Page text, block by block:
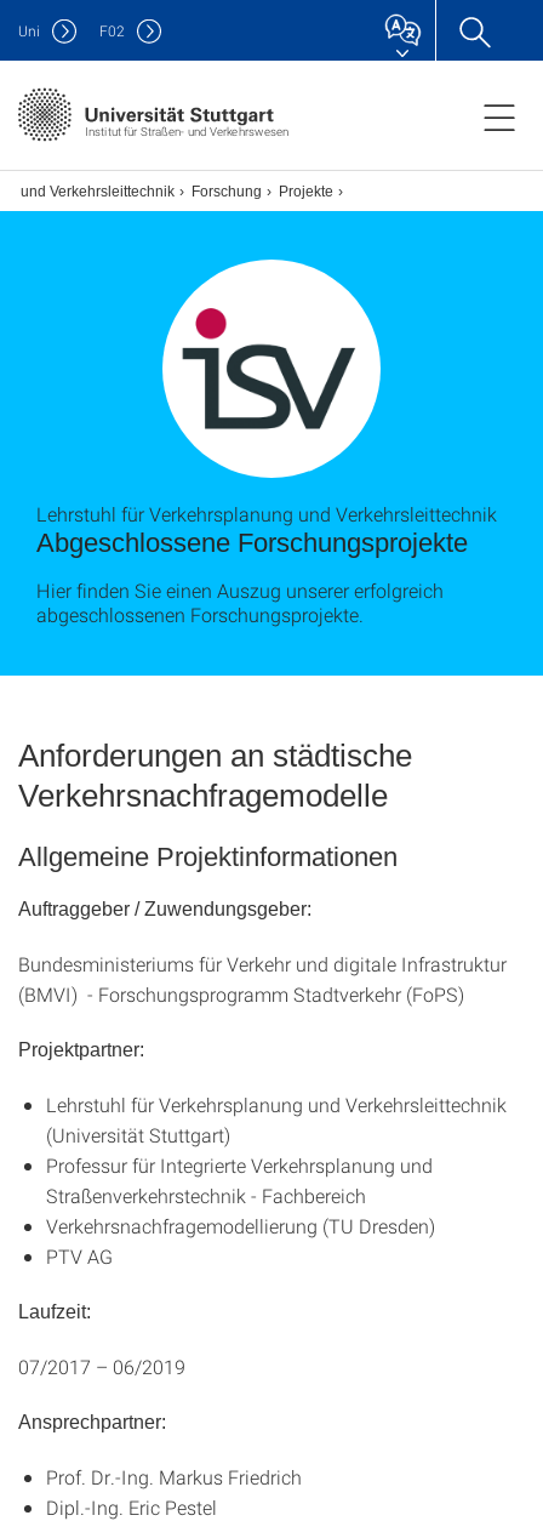
Institut für Straßen- und Verkehrswesen
Uni F02
und Verkehrsleittechnik Forschung Projekte
Abgeschlossene Forschungsprojekte
Lehrstuhl für Verkehrsplanung und Verkehrsleittechnik
Hier finden Sie einen Auszug unserer erfolgreich
abgeschlossenen Forschungsprojekte.
Anforderungen an städtische
Verkehrsnachfragemodelle
Allgemeine Projektinformationen
Auftraggeber / Zuwendungsgeber:
Bundesministeriums für Verkehr und digitale Infrastruktur
(BMVI) - Forschungsprogramm Stadtverkehr (FoPS)
Projektpartner:
Lehrstuhl für Verkehrsplanung und Verkehrsleittechnik
(Universität Stuttgart)
Professur für Integrierte Verkehrsplanung und
Straßenverkehrstechnik - Fachbereich
Verkehrsnachfragemodellierung (TU Dresden)
PTV AG
Laufzeit:
07/2017 – 06/2019
Ansprechpartner:
Prof. Dr.-Ing. Markus Friedrich
Dipl.-Ing. Eric Pestel